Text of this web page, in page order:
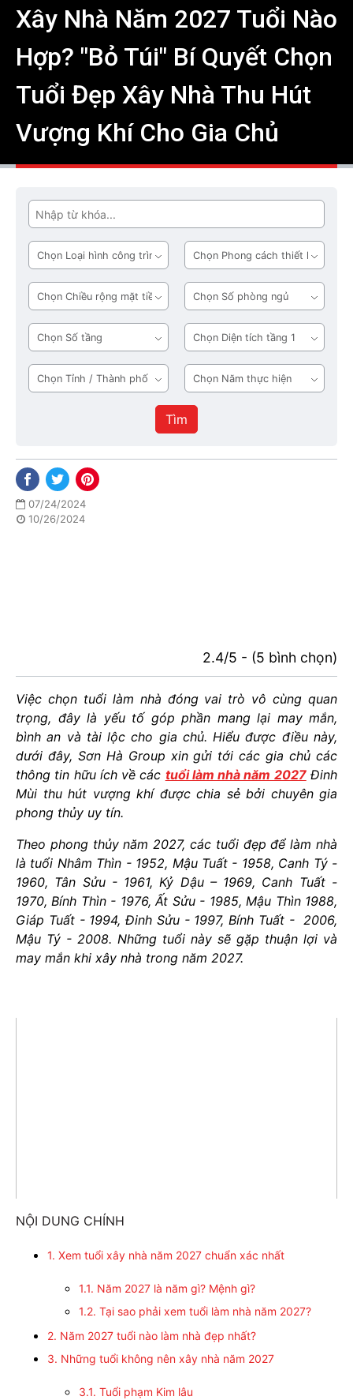
Xây Nhà Năm 2027 Tuổi Nào
Hợp? "Bỏ Túi" Bí Quyết Chọn
Tuổi Đẹp Xây Nhà Thu Hút
Vượng Khí Cho Gia Chủ
Tìm
Loại
hình
công
trình
Phong
cách
thiết
kế
Chiều
rộng
mặt
tiền
Số
phòng
ngủ
Số
tầng
Diện
tích
tầng
1
Tỉnh
/
Năm
thực
hiện
Tìm
07/24/2024
10/26/2024
2.4/5 - (5 bình chọn)
Việc chọn tuổi làm nhà đóng vai trò vô cùng quan
trọng, đây là yếu tố góp phần mang lại may mắn,
bình an và tài lộc cho gia chủ. Hiểu được điều này,
dưới đây, Sơn Hà Group xin gửi tới các gia chủ các
thông tin hữu ích về các tuổi làm nhà năm 2027Đinh
Mùi thu hút vượng khí được chia sẻ bởi chuyên gia
phong thủy uy tín.
Theo phong thủy năm 2027, các tuổi đẹp để làm nhà
là tuổi Nhâm Thìn - 1952, Mậu Tuất - 1958, Canh Tý -
1960, Tân Sửu - 1961, Kỷ Dậu – 1969, Canh Tuất -
1970, Bính Thìn - 1976, Ất Sửu - 1985, Mậu Thìn 1988,
Giáp Tuất - 1994, Đinh Sửu - 1997, Bính Tuất - 2006,
Mậu Tý - 2008. Những tuổi này sẽ gặp thuận lợi và
may mắn khi xây nhà trong năm 2027.
NỘI DUNG CHÍNH
1. Xem tuổi xây nhà năm 2027 chuẩn xác nhất
1.1. Năm 2027 là năm gì? Mệnh gì?
1.2. Tại sao phải xem tuổi làm nhà năm 2027?
2. Năm 2027 tuổi nào làm nhà đẹp nhất?
3. Những tuổi không nên xây nhà năm 2027
3.1. Tuổi phạm Kim lâu